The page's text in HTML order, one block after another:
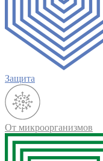
Защита
От микроорганизмов